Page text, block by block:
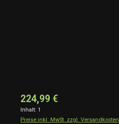
224,99 €
Inhalt: 1
Preise inkl. MwSt. zzgl. Versandkosten